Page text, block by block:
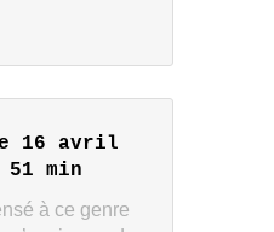
16 avril
51 min
à ce genre